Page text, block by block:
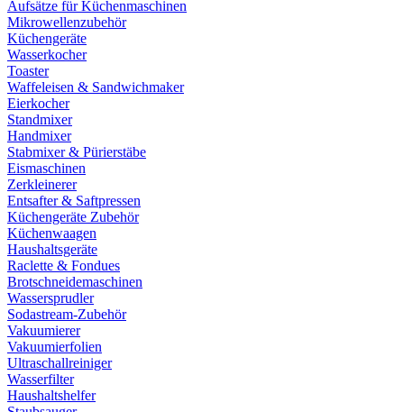
Aufsätze für Küchenmaschinen
Mikrowellenzubehör
Küchengeräte
Wasserkocher
Toaster
Waffeleisen & Sandwichmaker
Eierkocher
Standmixer
Handmixer
Stabmixer & Pürierstäbe
Eismaschinen
Zerkleinerer
Entsafter & Saftpressen
Küchengeräte Zubehör
Küchenwaagen
Haushaltsgeräte
Raclette & Fondues
Brotschneidemaschinen
Wassersprudler
Sodastream-Zubehör
Vakuumierer
Vakuumierfolien
Ultraschallreiniger
Wasserfilter
Haushaltshelfer